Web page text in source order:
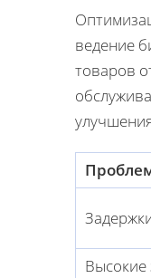
ведение
товаров
Высокие